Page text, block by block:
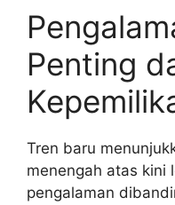
Penting
Tren baru
menengah atas kini
pengalaman